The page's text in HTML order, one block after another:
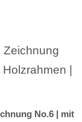
No.6 | mit